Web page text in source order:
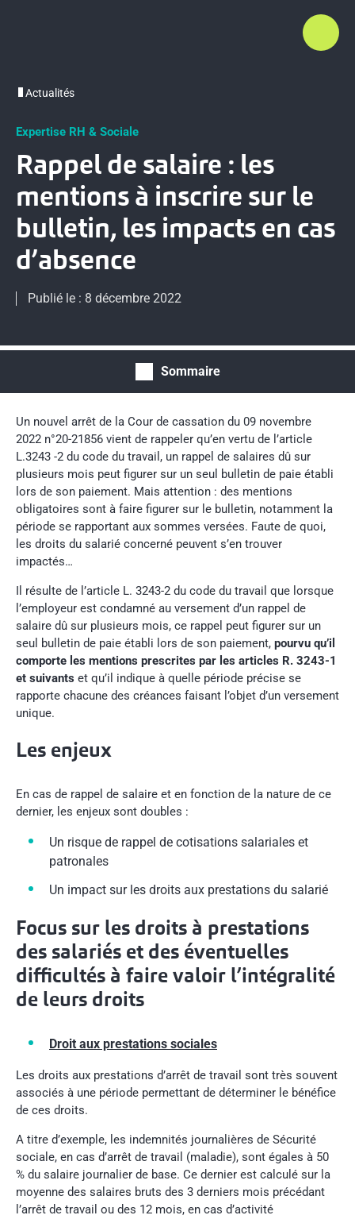
Actualités
Expertise RH & Sociale
Rappel de salaire : les
mentions à inscrire sur le
bulletin, les impacts en cas
d’absence
Publié le : 8 décembre 2022
Sommaire
Un nouvel arrêt de la Cour de cassation du 09 novembre
2022 n°20-21856 vient de rappeler qu’en vertu de l’article
L.3243 -2 du code du travail, un rappel de salaires dû sur
plusieurs mois peut figurer sur un seul bulletin de paie établi
lors de son paiement. Mais attention : des mentions
obligatoires sont à faire figurer sur le bulletin, notamment la
période se rapportant aux sommes versées. Faute de quoi,
les droits du salarié concerné peuvent s’en trouver
impactés…
Il résulte de l’article L. 3243-2 du code du travail que lorsque
l’employeur est condamné au versement d’un rappel de
salaire dû sur plusieurs mois, ce rappel peut figurer sur un
seul bulletin de paie établi lors de son paiement, pourvu qu’il
comporte les mentions prescrites par les articles R. 3243-1
et suivants et qu’il indique à quelle période précise se
rapporte chacune des créances faisant l’objet d’un versement
unique.
Les enjeux
En cas de rappel de salaire et en fonction de la nature de ce
dernier, les enjeux sont doubles :
Un risque de rappel de cotisations salariales et
patronales
Un impact sur les droits aux prestations du salarié
Focus sur les droits à prestations
des salariés et des éventuelles
difficultés à faire valoir l’intégralité
de leurs droits
Droit aux prestations sociales
Les droits aux prestations d’arrêt de travail sont très souvent
associés à une période permettant de déterminer le bénéfice
de ces droits.
A titre d’exemple, les indemnités journalières de Sécurité
sociale, en cas d’arrêt de travail (maladie), sont égales à 50
% du salaire journalier de base. Ce dernier est calculé sur la
moyenne des salaires bruts des 3 derniers mois précédant
l’arrêt de travail ou des 12 mois, en cas d’activité